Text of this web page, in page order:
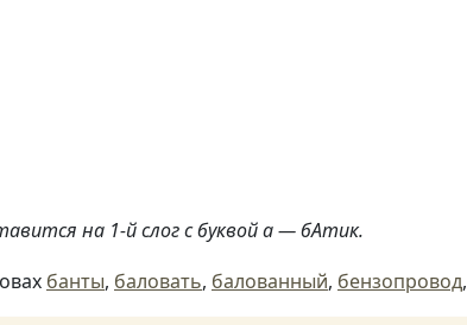
на 1-й слог с буквой а — бАтик.
банты, баловать, балованный, бензопровод,